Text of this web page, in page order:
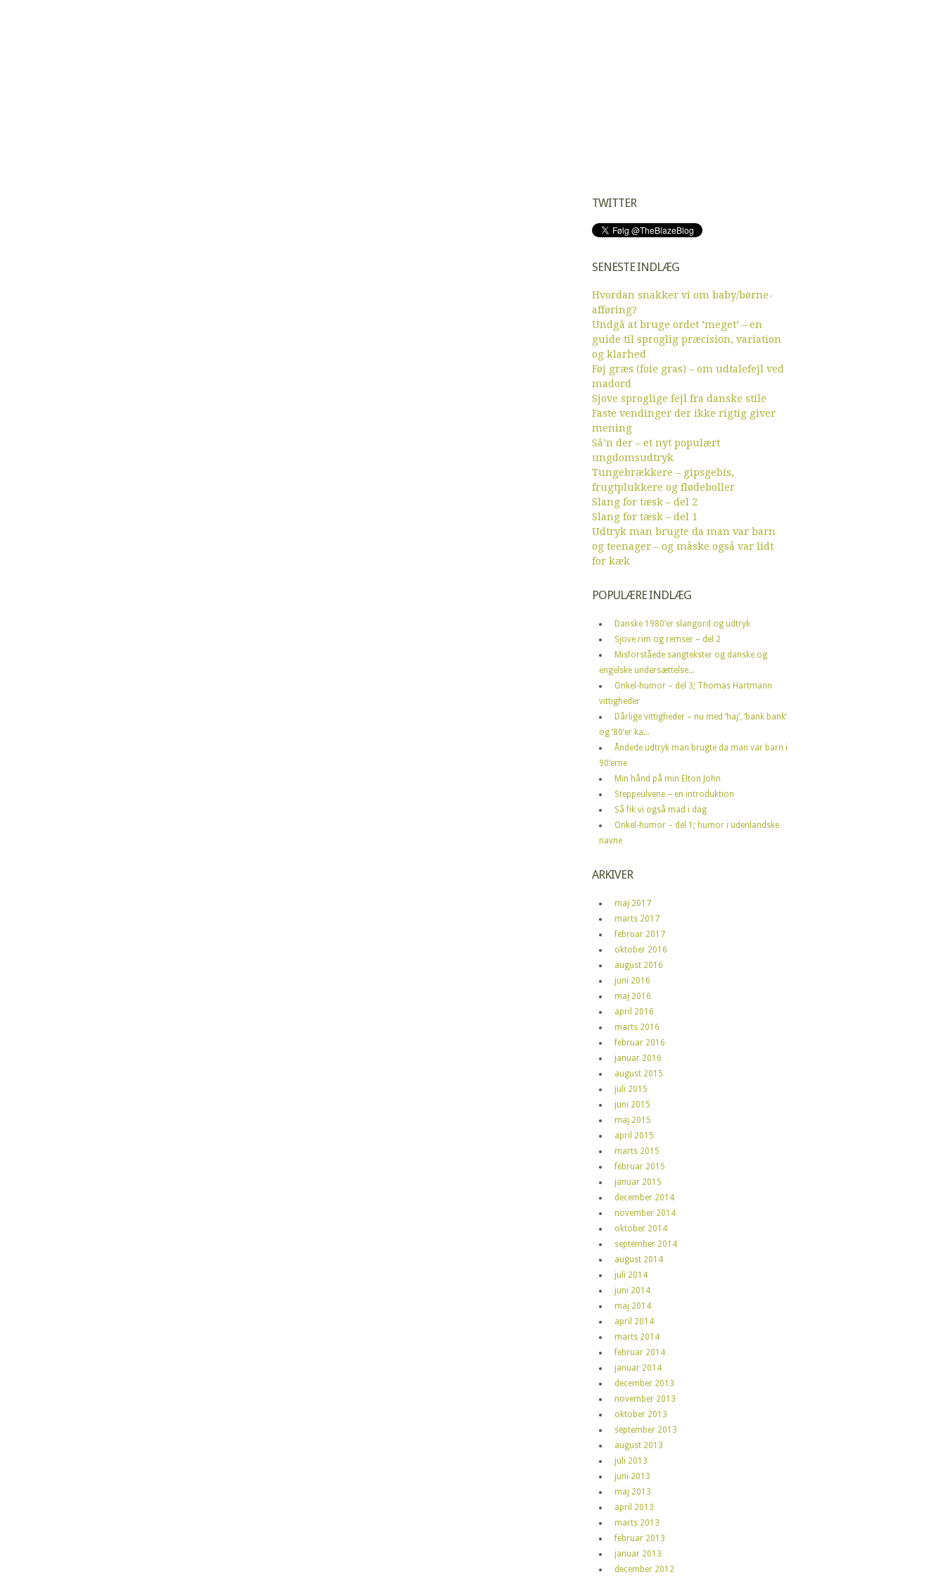
TWITTER
SENESTE INDLÆG
Hvordan snakker vi om baby/børne-
afføring?
Undgå at bruge ordet ’meget’ – en
guide til sproglig præcision, variation
og klarhed
Føj græs (foie gras) – om udtalefejl ved
madord
Sjove sproglige fejl fra danske stile
Faste vendinger der ikke rigtig giver
mening
Så’n der – et nyt populært
ungdomsudtryk
Tungebrækkere – gipsgebis,
frugtplukkere og flødeboller
Slang for tæsk – del 2
Slang for tæsk – del 1
Udtryk man brugte da man var barn
og teenager – og måske også var lidt
for kæk
POPULÆRE INDLÆG
Danske 1980’er slangord og udtryk
Sjove rim og remser – del 2
Misforståede sangtekster og danske og
engelske undersættelse...
Onkel-humor – del 3; Thomas Hartmann
vittigheder
Dårlige vittigheder – nu med ‘haj’, ‘bank bank’
og ’80’er ka...
Åndede udtryk man brugte da man var barn i
90’erne
Min hånd på min Elton John
Steppeulvene – en introduktion
Så fik vi også mad i dag
Onkel-humor – del 1; humor i udenlandske
navne
ARKIVER
maj 2017
marts 2017
februar 2017
oktober 2016
august 2016
juni 2016
maj 2016
april 2016
marts 2016
februar 2016
januar 2016
august 2015
juli 2015
juni 2015
maj 2015
april 2015
marts 2015
februar 2015
januar 2015
december 2014
november 2014
oktober 2014
september 2014
august 2014
juli 2014
juni 2014
maj 2014
april 2014
marts 2014
februar 2014
januar 2014
december 2013
november 2013
oktober 2013
september 2013
august 2013
juli 2013
juni 2013
maj 2013
april 2013
marts 2013
februar 2013
januar 2013
december 2012